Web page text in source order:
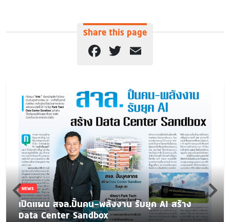
Share this page
Facebook
Twitter
NEWS
เปิดแผน สจล.ปั้นคน-พลังงาน รับยุค AI สร้าง
Data Center Sandbox